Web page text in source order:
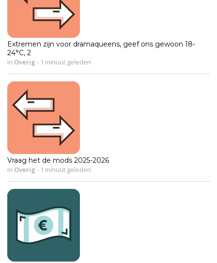
Extremen zijn voor dramaqueens, geef ons gewoon 18-
24°C, 2
in Overig - 1 minuut geleden
Vraag het de mods 2025-2026
in Overig - 1 minuut geleden